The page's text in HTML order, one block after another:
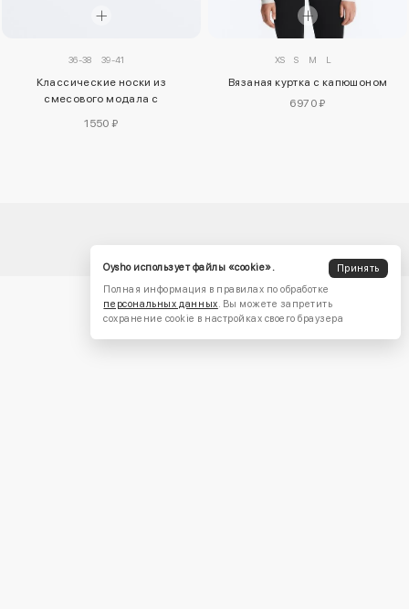
36-38 39-41
Классические носки из
смесового модала с
1550 ₽
XS S M L
Вязаная куртка с капюшоном
6970 ₽
Oysho использует файлы «cookie».
Принять
Полная информация в правилах по обработке
персональных данных. Вы можете запретить
сохранение cookie в настройках своего браузера